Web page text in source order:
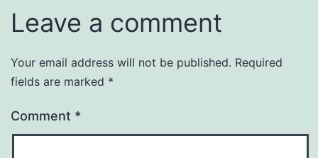
Leave a comment
Your email address will not be published. Required
fields are marked *
Comment *